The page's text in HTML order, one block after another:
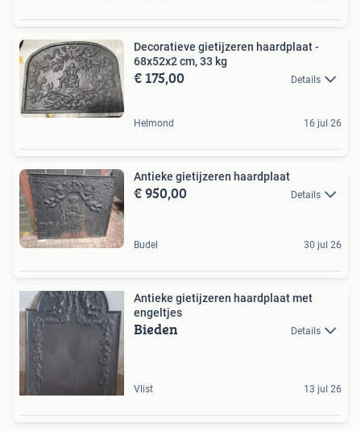
Decoratieve gietijzeren haardplaat -
68x52x2 cm, 33 kg
€ 175,00 Details
Helmond 16 jul 26
Antieke gietijzeren haardplaat
€ 950,00 Details
Budel 30 jul 26
Antieke gietijzeren haardplaat met
engeltjes
Bieden Details
Vlist 13 jul 26